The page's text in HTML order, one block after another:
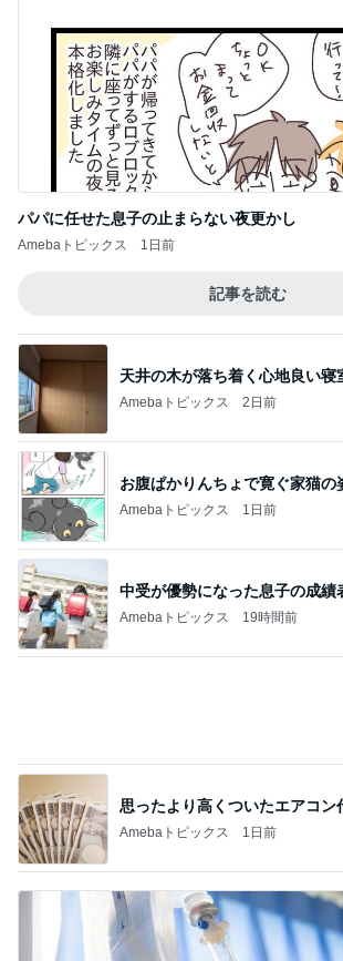
パパに任せた息子の止まらない夜更かし
Amebaトピックス 1日前
記事を読む
天井の木が落ち着く心地良い寝
Amebaトピックス 2日前
お腹ぱかりんちょで寛ぐ家猫の
Amebaトピックス 1日前
中受が優勢になった息子の成績
Amebaトピックス 19時間前
思ったより高くついたエアコン
Amebaトピックス 1日前